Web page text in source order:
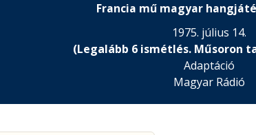
Francia mű magyar
1975. július 14.
(Legalább 6 ismétlés. Műsoron
Adaptáció
Magyar Rádió